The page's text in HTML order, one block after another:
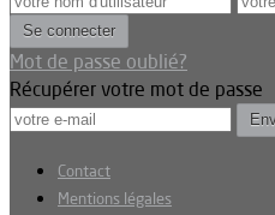
Mot de passe oublié?
Récupérer votre mot de passe
Contact
Mentions légales